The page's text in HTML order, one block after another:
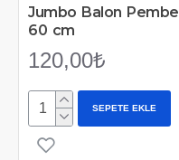
Jumbo Balon Pembe
60 cm
120,00₺
SEPETE EKLE